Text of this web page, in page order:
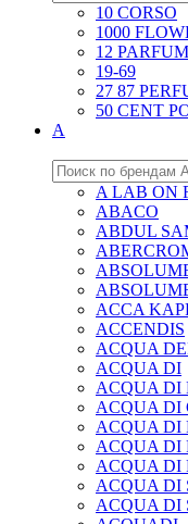
10 CORSO
1000
12
19-69
27 87
50 CENT
A
A LAB ON
ABACO
ABDUL
ACCA
ACCENDIS
ACQUA
ACQUA DI
ACQUA DI
ACQUA DI
ACQUA DI
ACQUA DI
ACQUA DI
ACQUA DI
ACQUA DI